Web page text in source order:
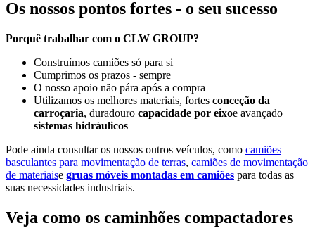
Os nossos pontos fortes - o seu sucesso
Porquê trabalhar com o CLW GROUP?
Construímos camiões só para si
Cumprimos os prazos - sempre
O nosso apoio não pára após a compra
Utilizamos os melhores materiais, fortes conceção da
carroçaria, duradouro capacidade por eixoe avançado
sistemas hidráulicos
Pode ainda consultar os nossos outros veículos, como camiões
basculantes para movimentação de terras, camiões de movimentação
de materiaise gruas móveis montadas em camiões para todas as
suas necessidades industriais.
Veja como os caminhões compactadores